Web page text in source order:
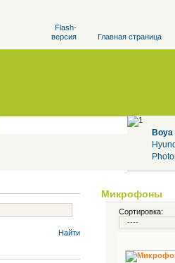
Flash-
версия
Главная страница
Boya
Найти
Микрофоны
Сортировка: